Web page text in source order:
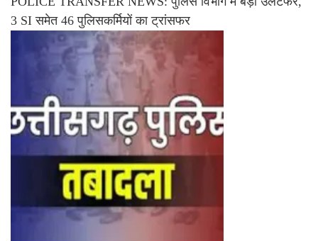
3 SI समेत 46 पुलिसकर्मियों का ट्रांसफर